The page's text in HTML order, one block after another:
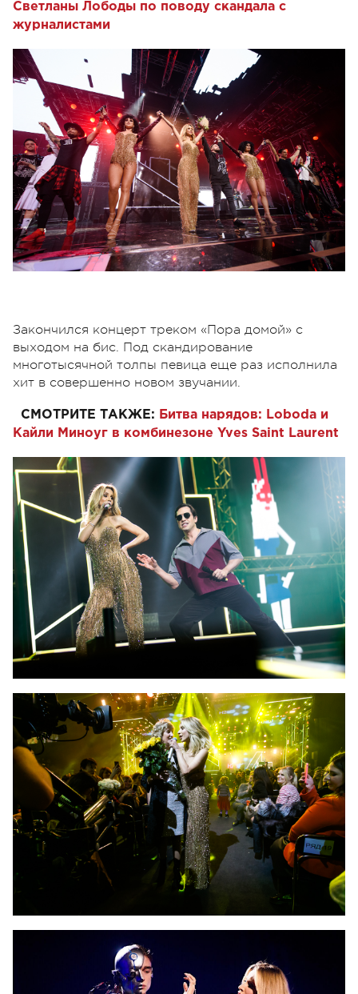
Светланы Лободы по поводу скандала с
журналистами
Закончился концерт треком «Пора домой» с
выходом на бис. Под скандирование
многотысячной толпы певица еще раз исполнила
хит в совершенно новом звучании.
СМОТРИТЕ ТАКЖЕ: Битва нарядов: Loboda и
Кайли Миноуг в комбинезоне Yves Saint Laurent